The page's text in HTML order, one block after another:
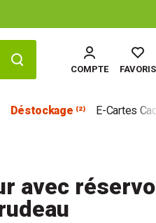
COMPTE FAVORIS
Déstockage ⁽²⁾ E-Cartes
avec